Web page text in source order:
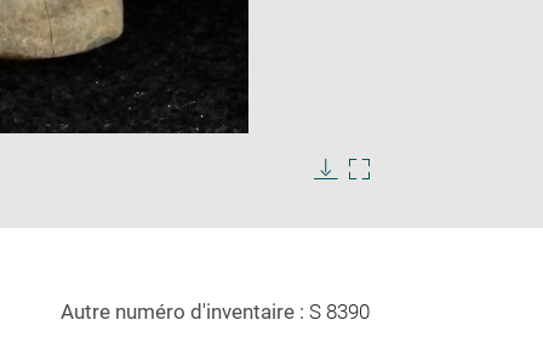
Autre numéro d'inventaire : S 8390